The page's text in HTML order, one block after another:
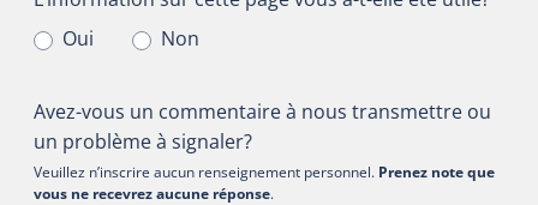
Oui
Non
Avez-vous un commentaire à nous transmettre ou
un problème à signaler?
Veuillez n’inscrire aucun renseignement personnel. Prenez note que
vous ne recevrez aucune réponse.